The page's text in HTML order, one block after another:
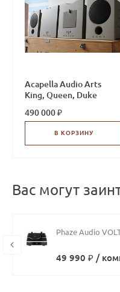
Acapella Audio Arts
King, Queen, Duke
490 000 ₽
В КОРЗИНУ
Вас могут
Phaze Audio
49 990 ₽ /